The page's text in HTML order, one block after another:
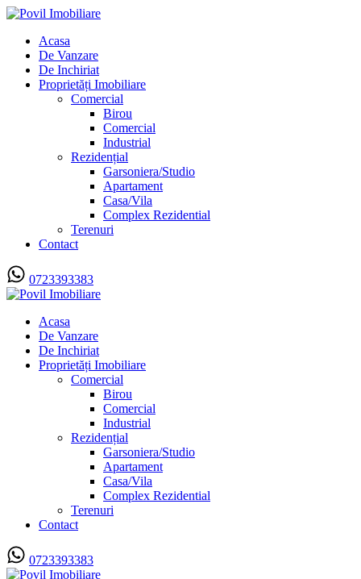
Acasa
De Vanzare
De Inchiriat
Proprietăți Imobiliare
Comercial
Birou
Comercial
Industrial
Rezidențial
Garsoniera/Studio
Apartament
Casa/Vila
Complex Rezidential
Terenuri
Contact
0723393383
Acasa
De Vanzare
De Inchiriat
Proprietăți Imobiliare
Comercial
Birou
Comercial
Industrial
Rezidențial
Garsoniera/Studio
Apartament
Casa/Vila
Complex Rezidential
Terenuri
Contact
0723393383